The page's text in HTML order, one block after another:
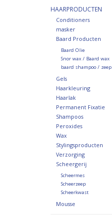
HAARPRODUCTEN
Conditioners
masker
Baard Producten
Baard Olie
Snor wax / Baard wax
baard shampoo / zeep
Gels
Haarkleuring
Haarlak
Permanent Fixatie
Shampoos
Peroxides
Wax
Stylingsproducten
Verzorging
Scheergerij
Scheermes
Scheerzeep
Scheerkwast
Mousse